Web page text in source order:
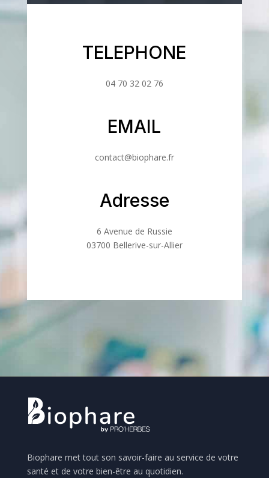
TELEPHONE
04 70 32 02 76
EMAIL
contact@biophare.fr
Adresse
6 Avenue de Russie
03700 Bellerive-sur-Allier
Biophare met tout son savoir-faire au service de votre
santé et de votre bien-être au quotidien.